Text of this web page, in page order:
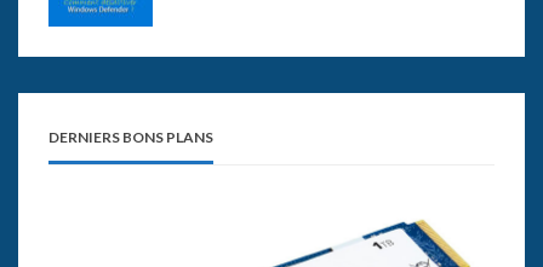
DERNIERS BONS PLANS